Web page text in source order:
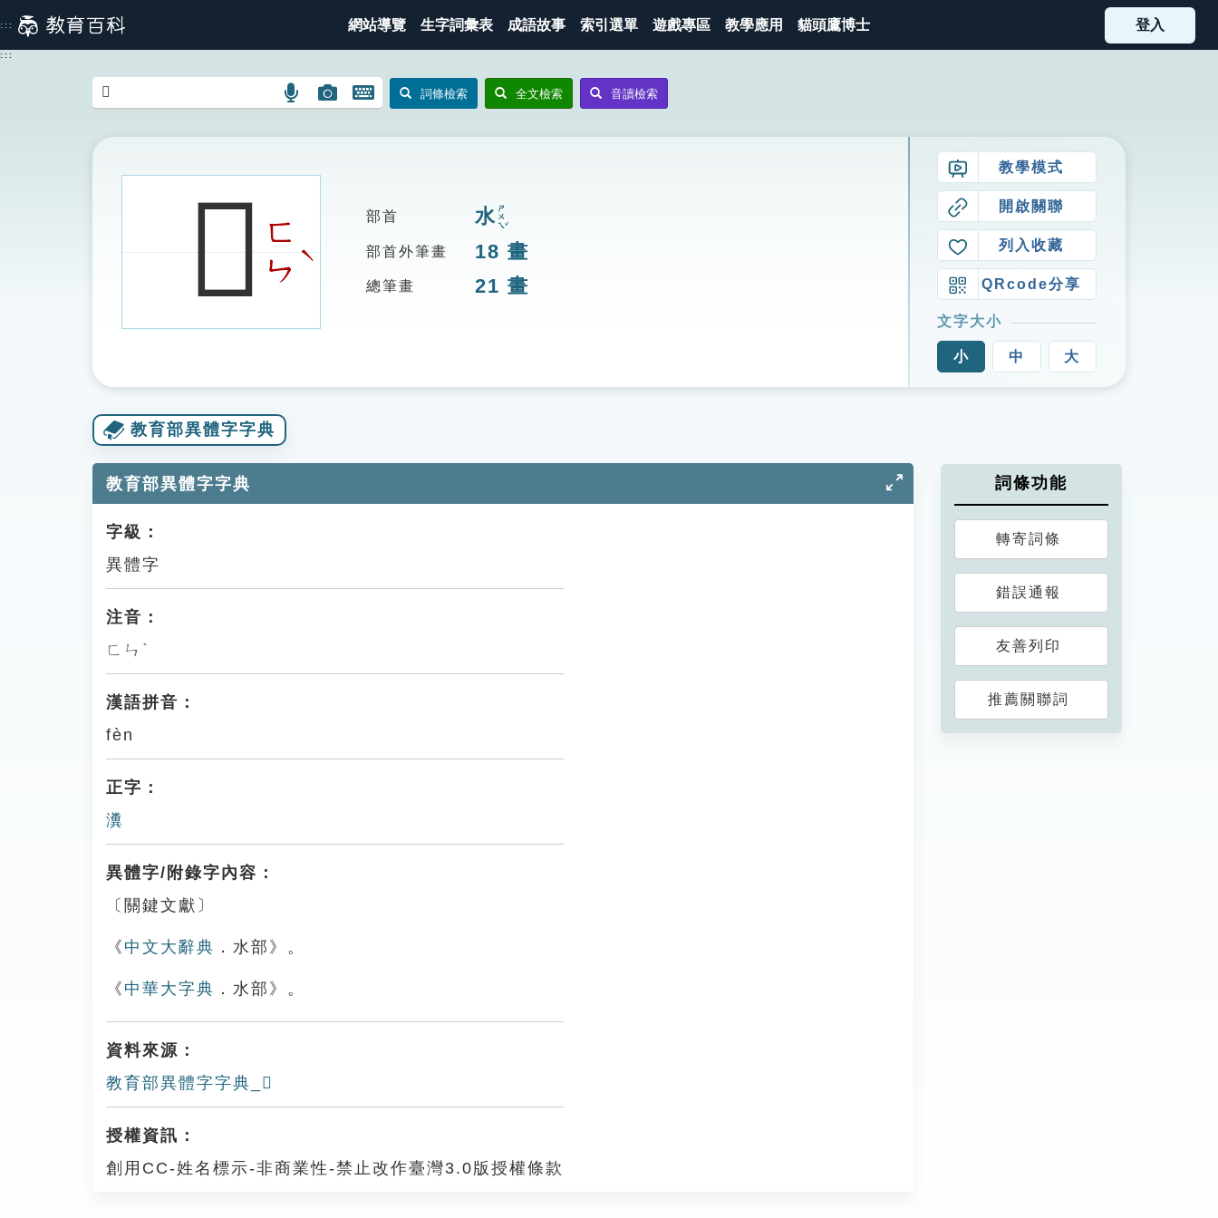
到
主
::: 網站導覽 生字詞彙表 成語故事 索引選單 遊戲專區 教學應用 貓頭鷹博士 登入
:::
語
搜
圖
圖
搜
開
鍵
詞條檢索 全文檢索 音讀檢索
𤄪ㄈ
ㄣ
ˋ
部首 水ㄕㄨㄟˇ
部首外筆畫 18 畫
總筆畫 21 畫
教學模式
開啟關聯
列入收藏
QRcode分享
文字大小
小 中 大
教育部異體字字典
教育部異體字字典
字級：
異體字
注音：
ㄈㄣˋ
漢語拼音：
fèn
正字：
瀵
異體字/附錄字內容：
〔關鍵文獻〕
《 中文大辭典 ．水部》。
《 中華大字典 ．水部》。
資料來源：
教育部異體字字典_𤄪
授權資訊：
創用CC-姓名標示-非商業性-禁止改作臺灣3.0版授權條款
詞條功能
轉寄詞條
錯誤通報
友善列印
推薦關聯詞